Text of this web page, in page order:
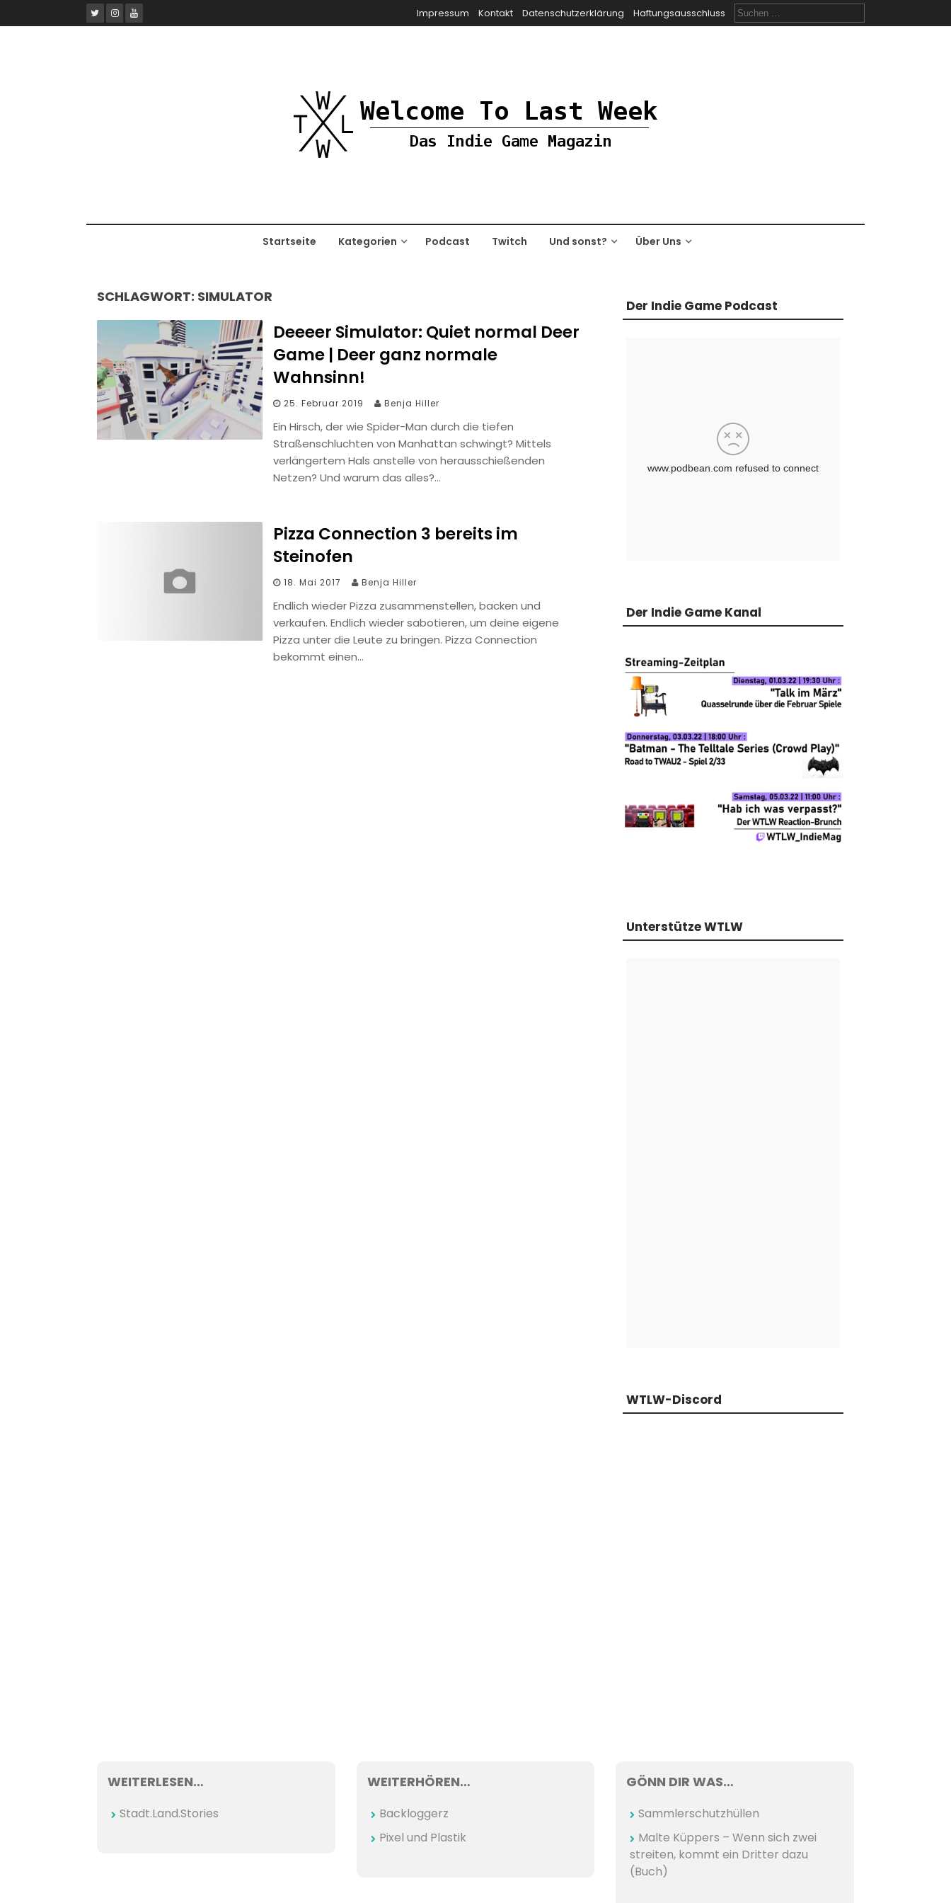
to
Impressum Kontakt Datenschutzerklärung Haftungsausschluss
Suchen
nach:
Startseite Kategorien Podcast Twitch Und sonst? Über Uns
SCHLAGWORT: SIMULATOR
Deeeer Simulator: Quiet normal Deer
Game | Deer ganz normale
Wahnsinn!
25. Februar 2019 Benja Hiller
Ein Hirsch, der wie Spider-Man durch die tiefen
Straßenschluchten von Manhattan schwingt? Mittels
verlängertem Hals anstelle von herausschießenden
Netzen? Und warum das alles?…
Pizza Connection 3 bereits im
Steinofen
18. Mai 2017 Benja Hiller
Endlich wieder Pizza zusammenstellen, backen und
verkaufen. Endlich wieder sabotieren, um deine eigene
Pizza unter die Leute zu bringen. Pizza Connection
bekommt einen…
Der Indie Game Podcast
Der Indie Game Kanal
Unterstütze WTLW
WTLW-Discord
WEITERLESEN…
Stadt.Land.Stories
WEITERHÖREN…
Backloggerz
Pixel und Plastik
GÖNN DIR WAS…
Sammlerschutzhüllen
Malte Küppers – Wenn sich zwei
streiten, kommt ein Dritter dazu
(Buch)